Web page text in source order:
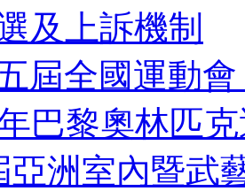
及上訴機制
屆全國運動
巴黎奧林匹
亞洲室內暨武